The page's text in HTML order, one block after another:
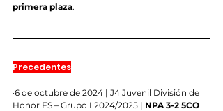
primera plaza.
Precedentes
·6 de octubre de 2024 | J4 Juvenil División de
Honor FS – Grupo I 2024/2025 | NPA 3-2 5CO